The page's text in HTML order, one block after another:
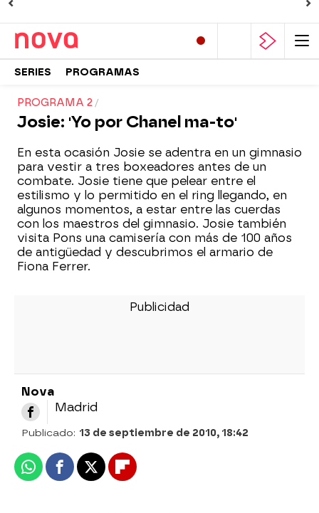
SERIES PROGRAMAS
PROGRAMA 2
Josie: 'Yo por Chanel ma-to'
En esta ocasión Josie se adentra en un gimnasio
para vestir a tres boxeadores antes de un
combate. Josie tiene que pelear entre el
estilismo y lo permitido en el ring llegando, en
algunos momentos, a estar entre las cuerdas
con los maestros del gimnasio. Josie también
visita Pons una camisería con más de 100 años
de antigüedad y descubrimos el armario de
Fiona Ferrer.
Nova
Madrid
Publicado: 13 de septiembre de 2010, 18:42
WhatsappFacebook
X Flipboard